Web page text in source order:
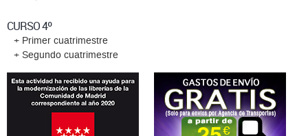
CURSO 4º
+ Primer cuatrimestre
+ Segundo cuatrimestre